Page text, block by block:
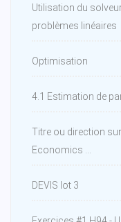
Utilisation du
problèmes linéaires
Optimisation
4.1 Estimation de
Titre ou direction
Economics ...
DEVIS lot 3